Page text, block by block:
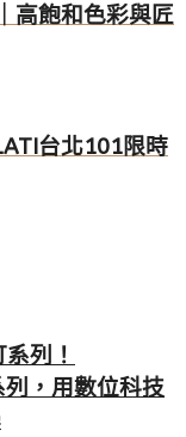
高飽和色彩與匠
台北101限時
列！
，用數位科技